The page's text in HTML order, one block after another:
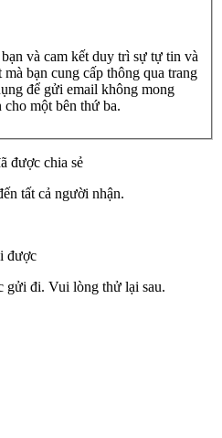
trì sự tự tin và
thông qua trang
email không mong
một bên thứ ba.
được chia sẻ
tất cả người nhận.
được
gửi đi. Vui lòng thử lại sau.